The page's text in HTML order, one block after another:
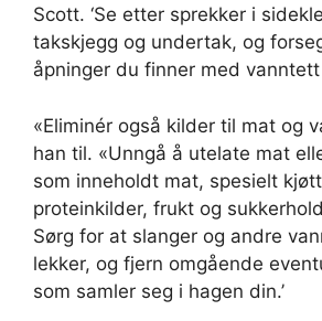
Scott. ‘Se etter sprekker i
takskjegg og undertak, og
åpninger du finner med
«Eliminér også kilder til mat og
han til. «Unngå å utelate mat
som inneholdt mat, spesielt
proteinkilder, frukt og
Sørg for at slanger og andre
lekker, og fjern omgående
som samler seg i hagen din.’